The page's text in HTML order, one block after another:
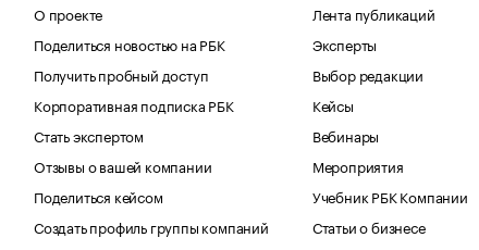
О проекте
Поделиться новостью на РБК
Получить пробный доступ
Корпоративная подписка РБК
Стать экспертом
Отзывы о вашей компании
Поделиться кейсом
Создать профиль группы компаний
Лента публикаций
Эксперты
Выбор редакции
Кейсы
Вебинары
Мероприятия
Учебник РБК Компании
Статьи о бизнесе